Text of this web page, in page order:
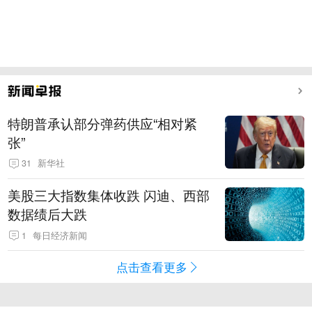
特朗普承认部分弹药供应“相对紧
张”
31 新华社
美股三大指数集体收跌 闪迪、西部
数据绩后大跌
1 每日经济新闻
点击查看更多